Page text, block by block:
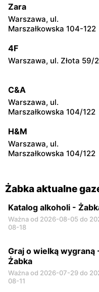
2
Żabka
Chałubińskiego 8
Żabka
4
Żabka
Żabka
Warszawa, ul. Prosta 2/14
Zara
Warszawa, ul.
Marszałkowska 104-122
4F
Warszawa, ul. Złota 59/
C&A
Warszawa, ul.
Marszałkowska 104/122
H&M
Warszawa, ul.
Marszałkowska 104/122
Żabka aktualne
Katalog alkoholi -
Ważna od 2026-08-05 do
08-18
Graj o wielką wygraną
Żabka
Ważna od 2026-07-29 do
08-11